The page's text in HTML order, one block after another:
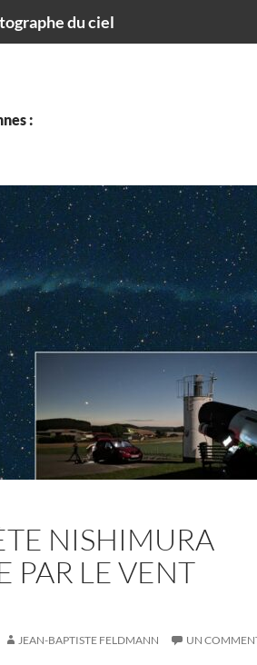
du ciel
:
NISHIMURA
PAR LE VENT
JEAN-BAPTISTE FELDMANN UN